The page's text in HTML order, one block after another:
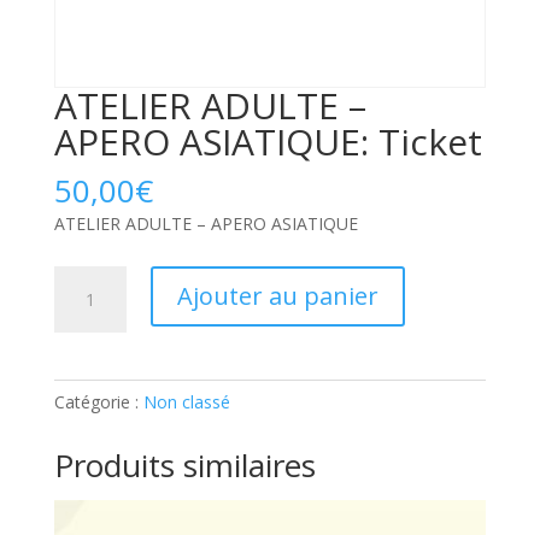
ATELIER ADULTE –
APERO ASIATIQUE: Ticket
50,00€
ATELIER ADULTE – APERO ASIATIQUE
APERO
Ticket
Ajouter au panier
Catégorie : Non classé
Produits similaires